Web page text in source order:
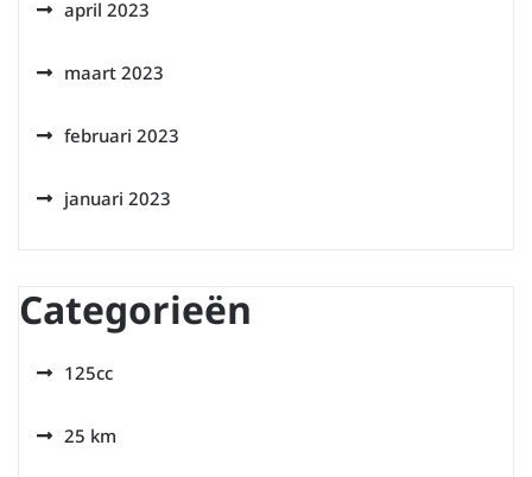
april 2023
maart 2023
februari 2023
januari 2023
Categorieën
125cc
25 km